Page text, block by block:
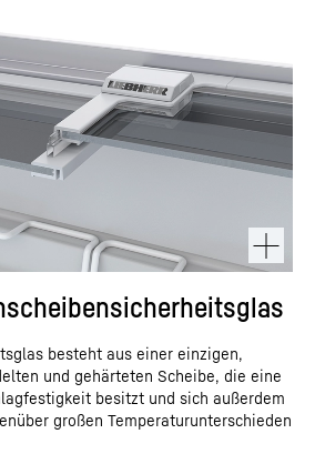
besteht aus einer einzigen,
und gehärteten Scheibe, die eine
besitzt und sich außerdem
großen Temperaturunterschieden